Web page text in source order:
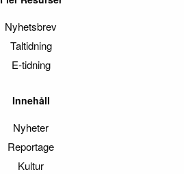
Nyhetsbrev
Taltidning
E-tidning
Innehåll
Nyheter
Reportage
Kultur